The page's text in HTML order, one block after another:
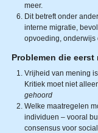
meer.
Dit betreft onder
interne migratie,
opvoeding, onderwijs
Problemen die
Vrijheid van mening
Kritiek moet niet
gehoord
Welke maatregelen
individuen – vooral
consensus voor